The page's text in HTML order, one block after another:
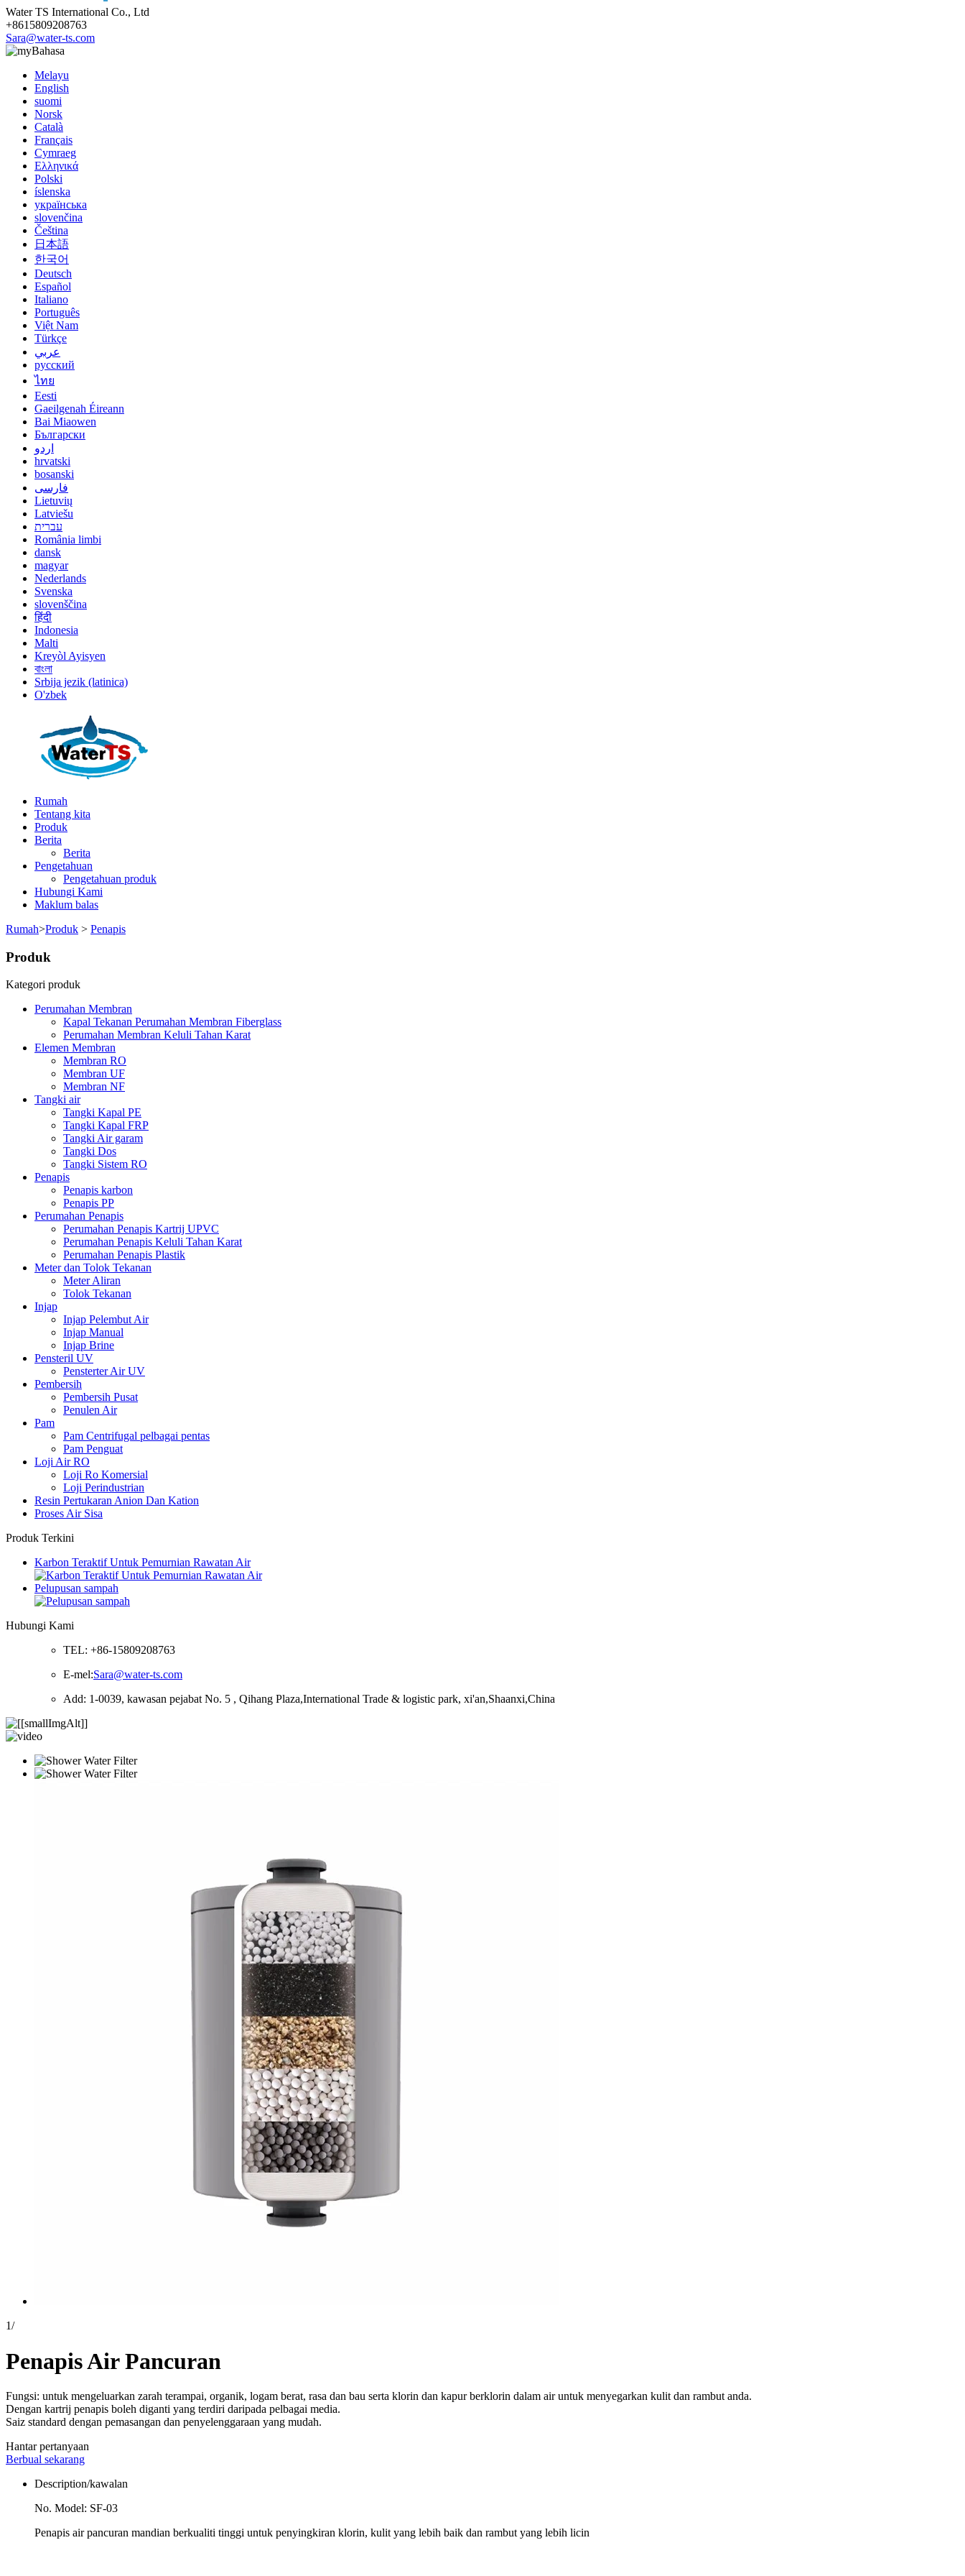
Water TS International Co., Ltd
+8615809208763
Sara@water-ts.com
Bahasa
Melayu
English
suomi
Norsk
Català
Français
Cymraeg
Ελληνικά
Polski
íslenska
українська
slovenčina
Čeština
日本語
한국어
Deutsch
Español
Italiano
Português
Việt Nam
Türkçe
عربي
русский
ไทย
Eesti
Gaeilgenah Éireann
Bai Miaowen
Български
اردو
hrvatski
bosanski
فارسی
Lietuvių
Latviešu
עברית
România limbi
dansk
magyar
Nederlands
Svenska
slovenščina
हिंदी
Indonesia
Malti
Kreyòl Ayisyen
বাংলা
Srbija jezik (latinica)
O'zbek
Rumah
Tentang kita
Produk
Berita
Berita
Pengetahuan
Pengetahuan produk
Hubungi Kami
Maklum balas
Rumah>Produk > Penapis
Produk
Kategori produk
Perumahan Membran
Kapal Tekanan Perumahan Membran Fiberglass
Perumahan Membran Keluli Tahan Karat
Elemen Membran
Membran RO
Membran UF
Membran NF
Tangki air
Tangki Kapal PE
Tangki Kapal FRP
Tangki Air garam
Tangki Dos
Tangki Sistem RO
Penapis
Penapis karbon
Penapis PP
Perumahan Penapis
Perumahan Penapis Kartrij UPVC
Perumahan Penapis Keluli Tahan Karat
Perumahan Penapis Plastik
Meter dan Tolok Tekanan
Meter Aliran
Tolok Tekanan
Injap
Injap Pelembut Air
Injap Manual
Injap Brine
Pensteril UV
Pensterter Air UV
Pembersih
Pembersih Pusat
Penulen Air
Pam
Pam Centrifugal pelbagai pentas
Pam Penguat
Loji Air RO
Loji Ro Komersial
Loji Perindustrian
Resin Pertukaran Anion Dan Kation
Proses Air Sisa
Produk Terkini
Karbon Teraktif Untuk Pemurnian Rawatan Air
Pelupusan sampah
Hubungi Kami
TEL: +86-15809208763
E-mel:Sara@water-ts.com
Add: 1-0039, kawasan pejabat No. 5 , Qihang Plaza,International Trade & logistic park, xi'an,Shaanxi,China
1/
Penapis Air Pancuran
Fungsi: untuk mengeluarkan zarah terampai, organik, logam berat, rasa dan bau serta klorin dan kapur berklorin dalam air untuk menyegarkan kulit dan rambut anda.
Dengan kartrij penapis boleh diganti yang terdiri daripada pelbagai media.
Saiz standard dengan pemasangan dan penyelenggaraan yang mudah.
Hantar pertanyaan
Berbual sekarang
Description/kawalan
No. Model: SF-03
Penapis air pancuran mandian berkualiti tinggi untuk penyingkiran klorin, kulit yang lebih baik dan rambut yang lebih licin